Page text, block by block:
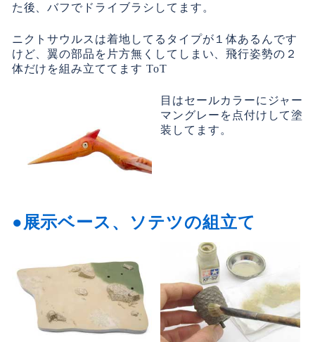
た後、バフでドライブラシしてます。
ニクトサウルスは着地してるタイプが１体あるんです
けど、翼の部品を片方無くしてしまい、飛行姿勢の２
体だけを組み立ててます ToT
目はセールカラーにジャー
マングレーを点付けして塗
装してます。
展示ベース、ソテツの組立て